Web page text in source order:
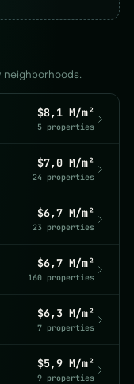
neighborhoods.
$8,1 M/m²
5 properties
$7,0 M/m²
24 properties
$6,7 M/m²
23 properties
$6,7 M/m²
160 properties
$6,3 M/m²
7 properties
$5,9 M/m²
9 properties